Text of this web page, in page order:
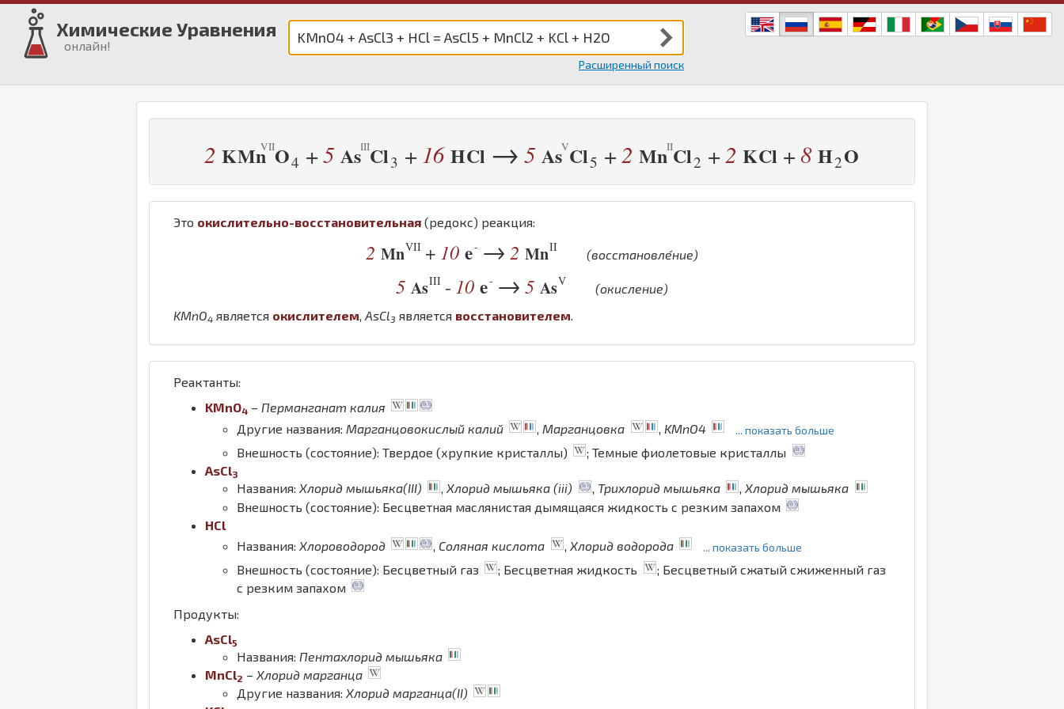
Химические Уравнения
онлайн!
Расширенный поиск
2 KMn O4 +5 As Cl3 + 16 HCl → 5 As Cl5 +2 MnCl2 +2 KCl + 8 H2O
Это окислительно-восстановительная (редокс) реакция:
2 MnVII + 10 e- → 2 MnII
(восстановле́ние)
5 AsIII - 10 e- → 5 AsV
(окисление)
KMnO4 является окислителем, AsCl3 является восстановителем.
Реактанты:
KMnO4 – Перманганат калия
Другие названия: Марганцовокислый калий ,Марганцовка , KMnO4 ... показать больше
Внешность (состояние): Твердое (хрупкие кристаллы)
; Темные фиолетовые кристаллы
AsCl3
Названия: Хлорид мышьяка(III) ,Хлорид мышьяка (iii) , Трихлорид мышьяка ,Хлорид мышьяка
Внешность (состояние): Бесцветная маслянистая дымящаяся жидкость с резким запахом
HCl
Названия: Хлороводород Соляная кислота Хлорид водорода ... показать больше
Внешность (состояние): Бесцветный газ ; Бесцветная жидкость
; Бесцветный сжатый сжиженный газ
с резким запахом
Продукты:
AsCl5
Названия: Пентахлорид мышьяка
MnCl2 – Хлорид марганца
Другие названия: Хлорид марганца(II)